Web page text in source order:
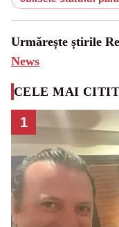
Urmărește știrile
News
CELE MAI
1